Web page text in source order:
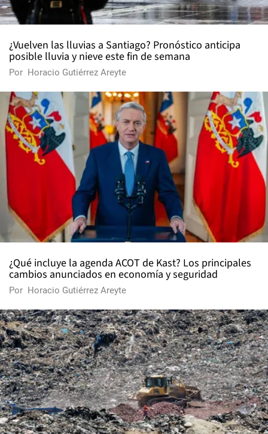
¿Vuelven las lluvias a Santiago? Pronóstico anticipa
posible lluvia y nieve este fin de semana
Por Horacio Gutiérrez Areyte
¿Qué incluye la agenda ACOT de Kast? Los principales
cambios anunciados en economía y seguridad
Por Horacio Gutiérrez Areyte